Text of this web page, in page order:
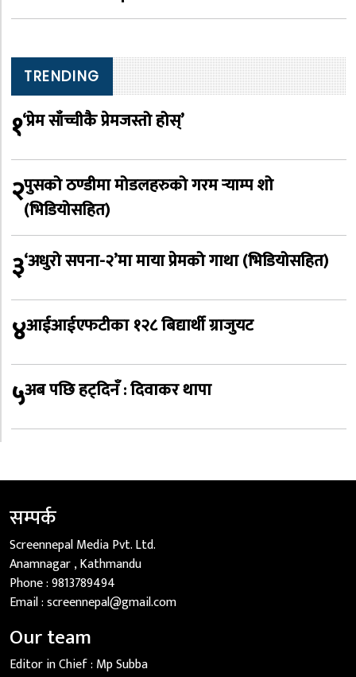
TRENDING
१‘प्रेम साँच्चीकै प्रेमजस्तो होस्’
२पुसको ठण्डीमा मोडलहरुको गरम र्‍याम्प शो
(भिडियोसहित)
३‘अधुरो सपना-२’मा माया प्रेमको गाथा (भिडियोसहित)
४आईआईएफटीका १२८ बिद्यार्थी ग्राजुयट
५अब पछि हट्दिनँ : दिवाकर थापा
सम्पर्क
Screennepal Media Pvt. Ltd.
Anamnagar , Kathmandu
Phone :9813789494
Email :screennepal@gmail.com
Our team
Editor in Chief : Mp Subba